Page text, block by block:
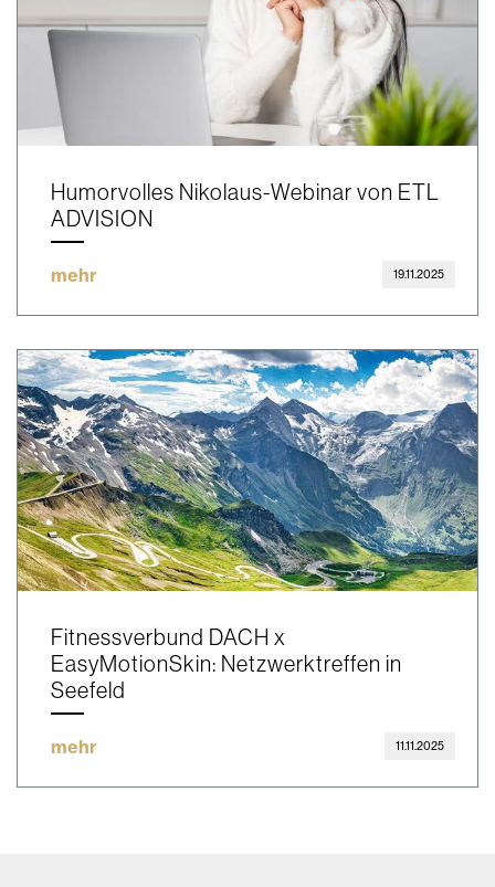
Humorvolles Nikolaus-Webinar von ETL
ADVISION
mehr 19.11.2025
Fitnessverbund DACH x
EasyMotionSkin: Netzwerktreffen in
Seefeld
mehr 11.11.2025